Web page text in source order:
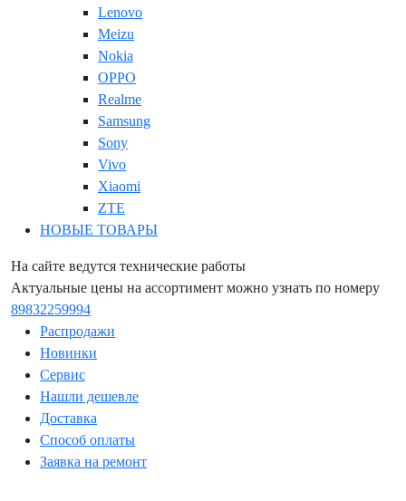
Lenovo
Meizu
Nokia
OPPO
Realme
Samsung
Sony
Vivo
Xiaomi
ZTE
НОВЫЕ ТОВАРЫ
На сайте ведутся технические работы
Актуальные цены на ассортимент можно узнать по номеру
89832259994
Распродажи
Новинки
Сервис
Нашли дешевле
Доставка
Способ оплаты
Заявка на ремонт